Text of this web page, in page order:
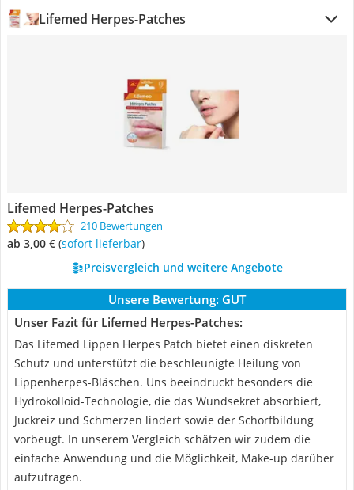
Lifemed Herpes-Patches
Lifemed Herpes-Patches
210 Bewertungen
ab 3,00 € ( Sofort lieferbar)
Preisvergleich und weitere Angebote
Unsere Bewertung: GUT
Unser Fazit für Lifemed Herpes-Patches:
Das Lifemed Lippen Herpes Patch bietet einen diskreten
Schutz und unterstützt die beschleunigte Heilung von
Lippenherpes-Bläschen. Uns beeindruckt besonders die
Hydrokolloid-Technologie, die das Wundsekret absorbiert,
Juckreiz und Schmerzen lindert sowie der Schorfbildung
vorbeugt. In unserem Vergleich schätzen wir zudem die
einfache Anwendung und die Möglichkeit, Make-up darüber
aufzutragen.